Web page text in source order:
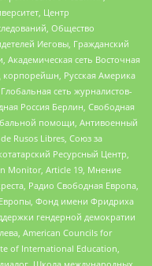
Центр
Общество
Иеговы, Гражданский
Академическая сеть Восточная
корпорейшн, Русская Америка
сеть журналистов-
Россия Берлин, Свободная
помощи, Антивоенный
Rusos Libres, Союз за
Ресурсный Центр,
Monitor, Article 19, Мнение
Радио Свободная Европа,
Фонд имени Фридриха
гендерной демократии
American Councils for
of International Education,